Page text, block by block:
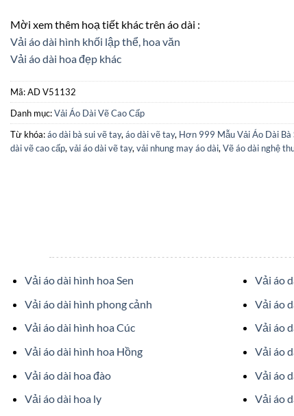
Mời xem thêm hoạ tiết khác trên áo dài :
Vải áo dài hình khối lập thể, hoa văn
Vải áo dài hoa đẹp khác
Mã:AD V51132
Danh mục:Vải Áo Dài Vẽ Cao Cấp
Từ khóa:áo dài bà sui vẽ tay,áo dài vẽ tay, Hơn 999 Mẫu Vải Áo Dài Bà
dài vẽ cao cấp,vải áo dài vẽ tay,vải nhung may áo dài,Vẽ áo dài nghệ
Vải áo dài hình hoa Sen
Vải áo dài hình phong cảnh
Vải áo dài hình hoa Cúc
Vải áo dài hình hoa Hồng
Vải áo dài hoa đào
Vải áo dài hoa ly
Vải áo
Vải áo
Vải áo
Vải áo
Vải áo
Vải áo